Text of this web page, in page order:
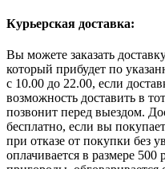
Курьерская доставка:
Вы можете заказать
который прибудет по
с 10.00 до 22.00, если
возможность доставить в
позвонит перед выездом.
бесплатно, если вы
при отказе от покупки без
оплачивается в размере